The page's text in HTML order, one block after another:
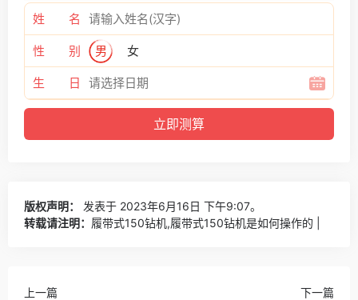
姓 名
性 别 男 女
生 日
版权声明：
发表于 2023年6月16日 下午9:07。
转载请注明： 履带式150钻机,履带式150钻机是如何操作的 |
上一篇 下一篇